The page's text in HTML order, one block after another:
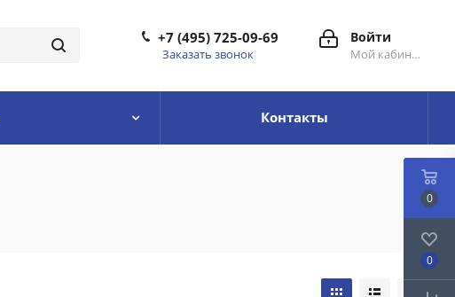
Войти
Мой кабинет
+7 (495) 725-09-69
Заказать звонок
Контакты
0
0